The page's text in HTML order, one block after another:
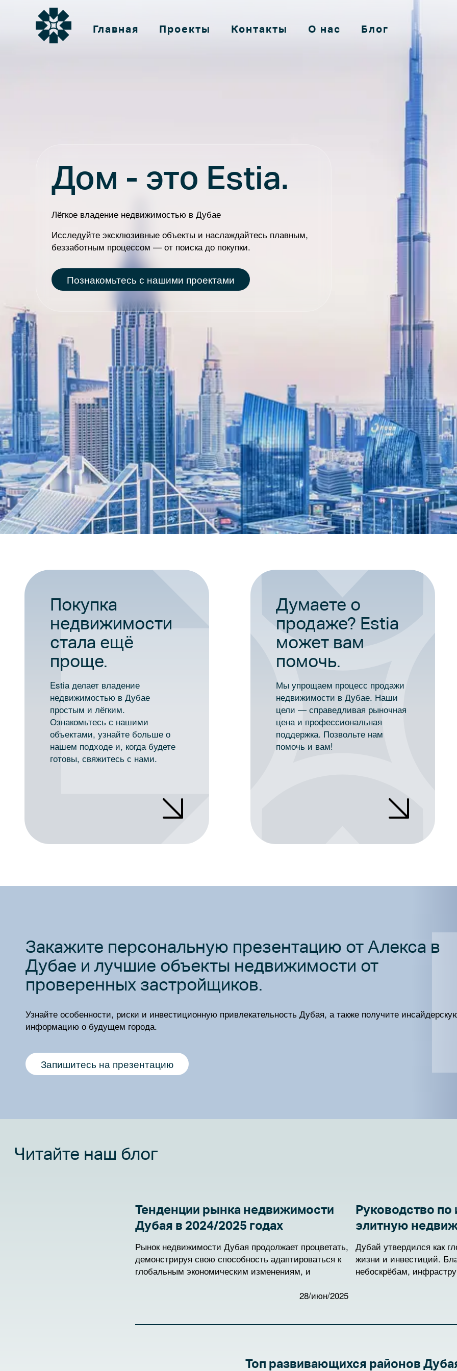
Main
Главная Проекты Контакты О нас Блог
navigation
О НАС
БЛОГ
Select
your
language
Дом - это Estia.
Лёгкое владение недвижимостью в Дубае
Исследуйте эксклюзивные объекты и наслаждайтесь плавным,
беззаботным процессом — от поиска до покупки.
Познакомьтесь с нашими проектами
Покупка
недвижимости
стала ещё
проще.
Estia делает владение
недвижимостью в Дубае
простым и лёгким.
Ознакомьтесь с нашими
объектами, узнайте больше о
нашем подходе и, когда будете
готовы, свяжитесь с нами.
Думаете о
продаже? Estia
может вам
помочь.
Мы упрощаем процесс продажи
недвижимости в Дубае. Наши
цели — справедливая рыночная
цена и профессиональная
поддержка. Позвольте нам
помочь и вам!
Закажите персональную презентацию от Алекса в
Дубае и лучшие объекты недвижимости от
проверенных застройщиков.
Узнайте особенности, риски и инвестиционную привлекательность Дубая, а также получите
информацию о будущем города.
Запишитесь на презентацию
Читайте наш блог
Тенденции рынка недвижимости
Дубая в 2024/2025 годах
Рынок недвижимости Дубая продолжает процветать,
демонстрируя свою способность адаптироваться к
глобальным экономическим изменениям, и
28/июн/2025
Руководство по
элитную
Дубай утвердился как
жизни и инвестиций.
небоскрёбам,
в люкс-сегменте и как
Топ развивающихся районов